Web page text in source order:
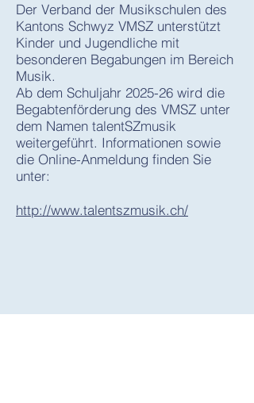
Der Verband der Musikschulen des
Kantons Schwyz VMSZ unterstützt
Kinder und Jugendliche mit
besonderen Begabungen im Bereich
Musik.
Ab dem Schuljahr 2025-26 wird die
Begabtenförderung des VMSZ unter
dem Namen talentSZmusik
weitergeführt. Informationen sowie
die Online-Anmeldung finden Sie
unter:
http://www.talentszmusik.ch/